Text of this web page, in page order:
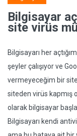
Bilgisayar
site virüs
Bilgisayarı her
şeyler çalışıyor ve
vermeyeceğim bir
siteden virüs kapmış
olarak bilgisayar
Bilgisayarı kendi